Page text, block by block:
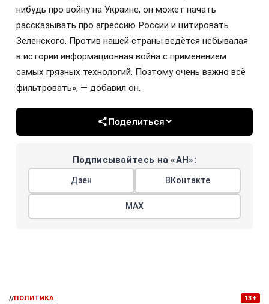
нибудь про войну на Украине, он может начать
рассказывать про агрессию России и цитировать
Зеленского. Против нашей страны ведётся небывалая
в истории информационная война с применением
самых грязных технологий. Поэтому очень важно всё
фильтровать», — добавил он.
Поделиться
Подписывайтесь на «АН»:
Дзен ВКонтакте
МАХ
//ПОЛИТИКА 13+